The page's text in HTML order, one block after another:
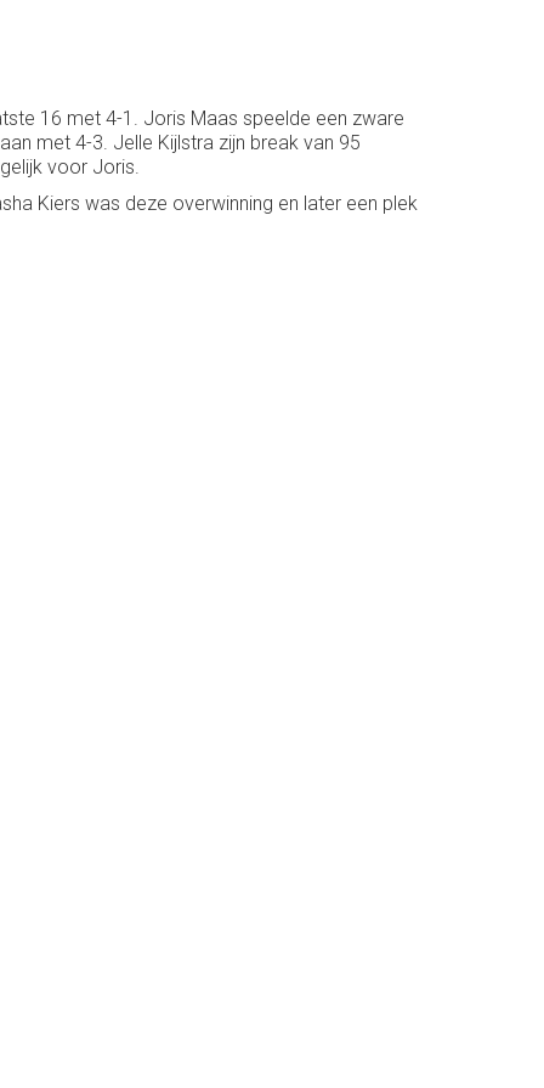
16 met 4-1. Joris Maas speelde een zware
met 4-3. Jelle Kijlstra zijn break van 95
voor Joris.
Kiers was deze overwinning en later een plek